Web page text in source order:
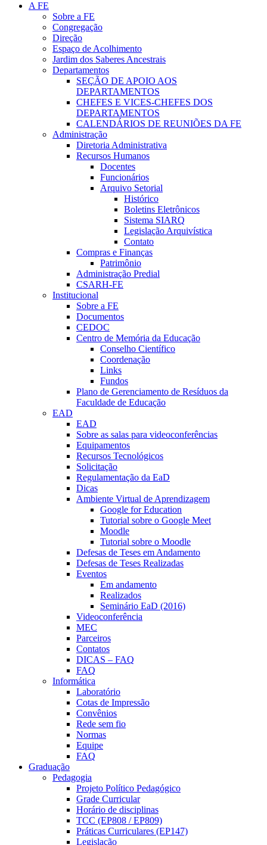
A FE
Sobre a FE
Congregação
Direção
Espaço de Acolhimento
Jardim dos Saberes Ancestrais
Departamentos
SEÇÃO DE APOIO AOS
DEPARTAMENTOS
CHEFES E VICES-CHEFES DOS
DEPARTAMENTOS
CALENDÁRIOS DE REUNIÕES DA FE
Administração
Diretoria Administrativa
Recursos Humanos
Docentes
Funcionários
Arquivo Setorial
Histórico
Boletins Eletrônicos
Sistema SIARQ
Legislação Arquivística
Contato
Compras e Finanças
Patrimônio
Administração Predial
CSARH-FE
Institucional
Sobre a FE
Documentos
CEDOC
Centro de Memória da Educação
Conselho Científico
Coordenação
Links
Fundos
Plano de Gerenciamento de Resíduos da
Faculdade de Educação
EAD
EAD
Sobre as salas para videoconferências
Equipamentos
Recursos Tecnológicos
Solicitação
Regulamentação da EaD
Dicas
Ambiente Virtual de Aprendizagem
Google for Education
Tutorial sobre o Google Meet
Moodle
Tutorial sobre o Moodle
Defesas de Teses em Andamento
Defesas de Teses Realizadas
Eventos
Em andamento
Realizados
Seminário EaD (2016)
Videoconferência
MEC
Parceiros
Contatos
DICAS – FAQ
FAQ
Informática
Laboratório
Cotas de Impressão
Convênios
Rede sem fio
Normas
Equipe
FAQ
Graduação
Pedagogia
Projeto Político Pedagógico
Grade Curricular
Horário de disciplinas
TCC (EP808 / EP809)
Práticas Curriculares (EP147)
Legislação